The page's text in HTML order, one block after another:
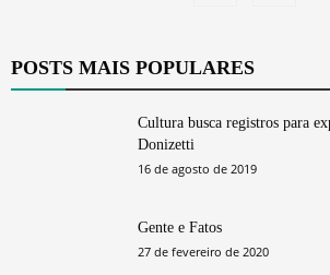
POSTS MAIS POPULARES
Cultura busca registros para
Donizetti
16 de agosto de 2019
Gente e Fatos
27 de fevereiro de 2020